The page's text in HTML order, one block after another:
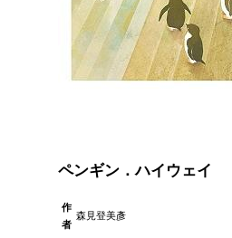
ペンギン．ハイウェイ
作
者
森見登美彥